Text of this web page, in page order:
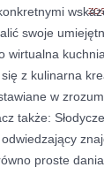
swoje
wirtualna
z kulinarna
w
także:
proste